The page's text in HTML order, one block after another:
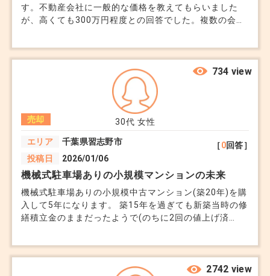
す。不動産会社に一般的な価格を教えてもらいました
が、高くても300万円程度との回答でした。複数の会社
借地収入があります。借地契約がずっと将来も続くかは
わかりませんが。 こういう場合、土地の価値を査定す
る方法 あるいは参考になる事例があればお教えくださ
30代 女性
売却
エリア
千葉県習志野市
投稿日
2026/01/06
［0回答］
734 view
機械式駐車場ありの小規模マンションの未来
機械式駐車場ありの小規模中古マンション(築20年)を購
入して5年になります。 築15年を過ぎても新築当時の修
繕積立金のままだったようで(のちに2回の値上げ済
報告書の一部を見てもらったところ、修繕積立金だけで
なく管理費さえも火の車状態のようで、一刻も早い売却
を提案されました。 管理費や修繕積立金がさらに値上
2742 view